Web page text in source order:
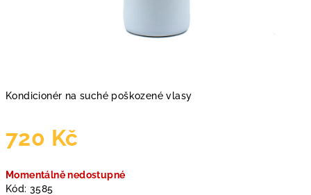
Kondicionér na suché poškozené vlasy
720 Kč
cena:
Momentálně nedostupné
Kód: 3585